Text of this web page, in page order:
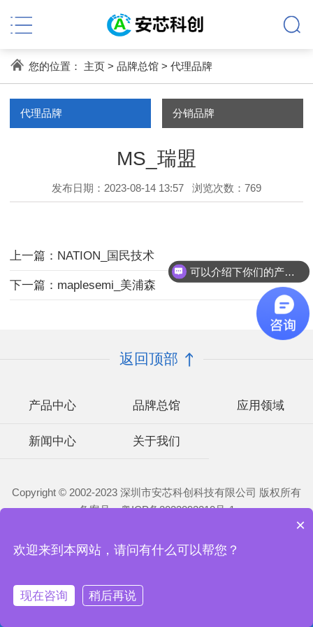
您的位置： 主页> 品牌总馆> 代理品牌
代理品牌 分销品牌
MS_瑞盟
发布日期：2023-08-14 13:57 浏览次数：769
上一篇：NATION_国民技术
下一篇：maplesemi_美浦森
返回顶部
产品中心 品牌总馆 应用领域
新闻中心 关于我们
Copyright © 2002-2023 深圳市安芯科创科技有限公司 版权所有
备案号：粤ICP备2023092210号-1
首页 电话
可以介绍下你们的产品么
×
欢迎来到本网站，请问有什么可以帮您？
现在咨询 稍后再说